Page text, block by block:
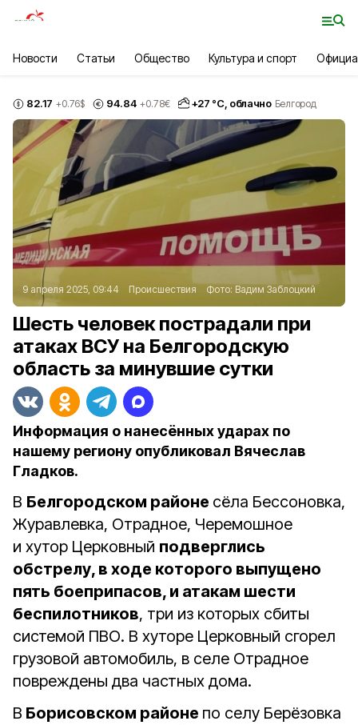
Новости Статьи Общество Культура и спорт
82.17 +0.76$ 94.84 +0.78€ +27 °С, облачно Белгород
9 апреля 2025, 09:44 Происшествия Фото: Вадим Заблоцкий
Шесть человек пострадали при
атаках ВСУ на Белгородскую
область за минувшие сутки
Информация о нанесённых ударах по
нашему региону опубликовал Вячеслав
Гладков.
В Белгородском районе сёла Бессоновка,
Журавлевка, Отрадное, Черемошное
и хутор Церковный подверглись
обстрелу, в ходе которого выпущено
пять боеприпасов, и атакам шести
беспилотников, три из которых сбиты
системой ПВО. В хуторе Церковный сгорел
грузовой автомобиль, в селе Отрадное
повреждены два частных дома.
В Борисовском районе по селу Берёзовка